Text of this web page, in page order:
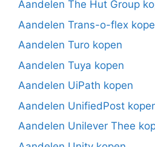
Aandelen The Hut Group
Aandelen Trans-o-flex
Aandelen Turo kopen
Aandelen Tuya kopen
Aandelen UiPath kopen
Aandelen UnifiedPost
Aandelen Unilever Thee